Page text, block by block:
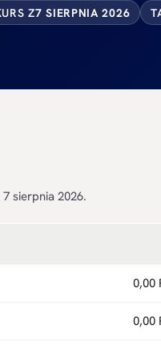
Z7 SIERPNIA 2026
sierpnia 2026.
0,00
0,00